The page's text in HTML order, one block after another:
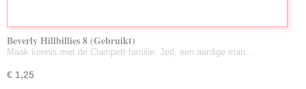
Beverly Hillbillies 8 (Gebruikt)
Maak kennis met de Clampett familie: Jed, een aardige man…
€ 1,25